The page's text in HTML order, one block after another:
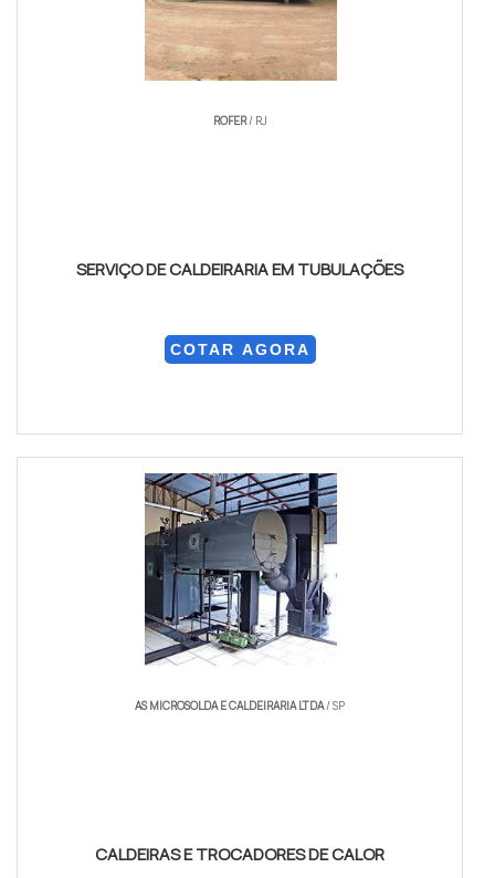
ROFER/ RJ
SERVIÇO DE CALDEIRARIA EM TUBULAÇÕES
COTAR AGORA
AS MICROSOLDA E CALDEIRARIA LTDA/ SP
CALDEIRAS E TROCADORES DE CALOR